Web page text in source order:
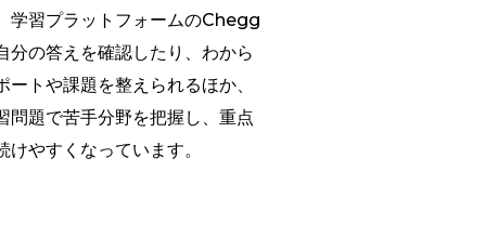
学習プラットフォームのChegg
分の答えを確認したり、わから
トや課題を整えられるほか、
問題で苦手分野を把握し、重点
やすくなっています。